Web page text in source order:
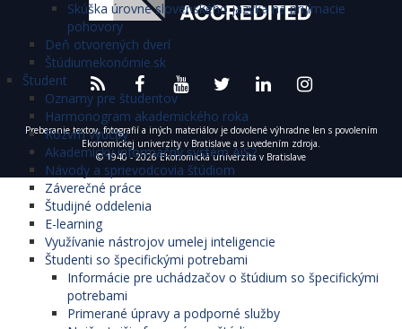
Skúška úrovne slovenského jazyka na prijímacie
pohovory
Deň otvorených dverí
Štúdiumekonómie.sk
Študent
Oznamy pre študentov
Harmonogram akademického roka
Rozvrh výučby
Akademický informačný systém AiS2
Návody a sprievodcovia štúdiom
Záverečné práce
Študijné oddelenia
E-learning
Využívanie nástrojov umelej inteligencie
Študenti so špecifickými potrebami
Informácie pre uchádzačov o štúdium so špecifickými
potrebami
Primerané úpravy a podporné služby
Preberanie textov, fotografií a iných materiálov je dovolené výhradne len s povolením
Ekonomickej univerzity v Bratislave a s uvedením zdroja.
© 1940 - 2026 Ekonomická univerzita v Bratislave